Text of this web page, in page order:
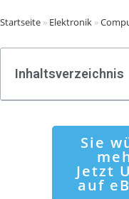
Startseite » Elektronik »
Inhaltsverzeichnis
Sie
Jetzt
auf